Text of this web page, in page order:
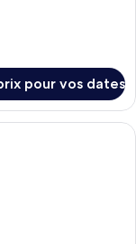
pour vos dates